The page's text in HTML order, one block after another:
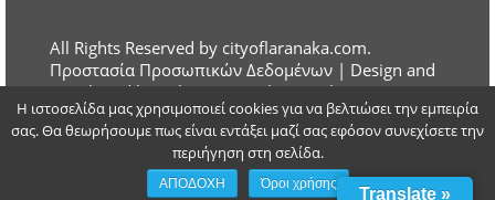
All Rights Reserved by cityoflaranaka.com.
Προστασία Προσωπικών Δεδομένων | Design and
Developed by Otherview Web & Marketing
Solutions
Translate »
Η ιστοσελίδα μας χρησιμοποιεί cookies για να βελτιώσει την εμπειρία
σας. Θα θεωρήσουμε πως είναι εντάξει μαζί σας εφόσον συνεχίσετε την
περιήγηση στη σελίδα.
ΑΠΟΔΟΧΗ Όροι χρήσης